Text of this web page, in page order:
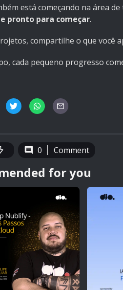
está começando na área
pronto para começar.
compartilhe o que você
cada pequeno progresso
0 Comment
for you